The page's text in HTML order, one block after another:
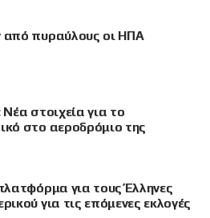
ΠΡΟΒΟΛΗ
από πυραύλους οι ΗΠΑ
Νέα στοιχεία για το
στο αεροδρόμιο της
για τους Έλληνες
για τις επόμενες εκλογές